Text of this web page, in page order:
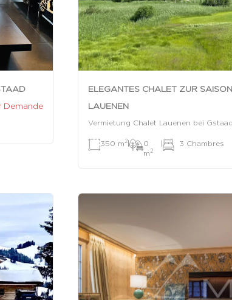
Demande
ELEGANTES CHALET ZUR
LAUENEN
Vermietung Chalet Lauenen bei Gstaad
350 m 2|
0
m 2
| 3 Chambres